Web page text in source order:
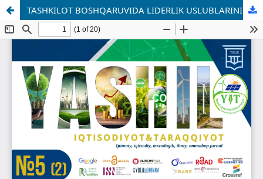
TASHKILOT BOSHQARUVIDA LIDERLIK USLUBLARINING MOHIYATI VA ULARNING TASHKILOT SAMARADORLIGIGA TA’SIRI